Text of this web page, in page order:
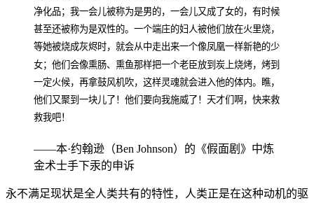
净化品；我一会儿被称为是男的，一会儿又成了女的，有时候
甚至还被称为是双性的。一个端庄的妇人被他们放在火里烧，
等她被烧成灰烬时，就会从中走出来一个像凤凰一样新艳的少
女；他们会像熏肠、熏鱼那样把一个老臣放到炭上烧烤，烤到
一定火候，再拿鼓风机吹，这样灵魂就会进入他的体内。瞧，
他们又聚到一块儿了！他们要向我施威了！天才们啊，快来救
救我吧！
——本·约翰逊（Ben Johnson）的《假面剧》中炼
金术士手下汞的申诉
永不满足现状是全人类共有的特性，人类正是在这种动机的驱